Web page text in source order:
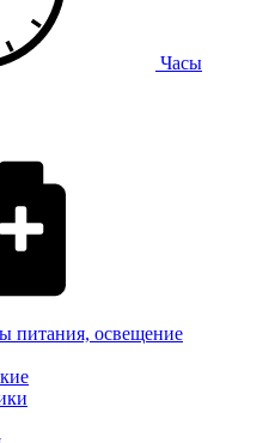
Часы
питания, освещение